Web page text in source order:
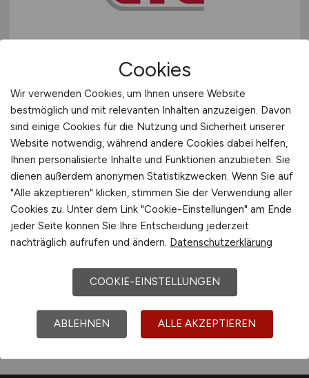
Europa
Prüfingenieur(m/w/d)
Fahrzeugtechnik
GTÜ Gesellschaft für Technische
Überwachung mbH
07.07.2026
Bundesweit
1
Cookies
Wir verwenden Cookies, um Ihnen unsere Website
bestmöglich und mit relevanten Inhalten anzuzeigen. Davon
sind einige Cookies für die Nutzung und Sicherheit unserer
Website notwendig, während andere Cookies dabei helfen,
Ihnen personalisierte Inhalte und Funktionen anzubieten. Sie
dienen außerdem anonymen Statistikzwecken. Wenn Sie auf
"Alle akzeptieren" klicken, stimmen Sie der Verwendung aller
Cookies zu. Unter dem Link "Cookie-Einstellungen" am Ende
jeder Seite können Sie Ihre Entscheidung jederzeit
nachträglich aufrufen und ändern. Datenschutzerklärung
COOKIE-EINSTELLUNGEN
ABLEHNEN ALLE AKZEPTIEREN